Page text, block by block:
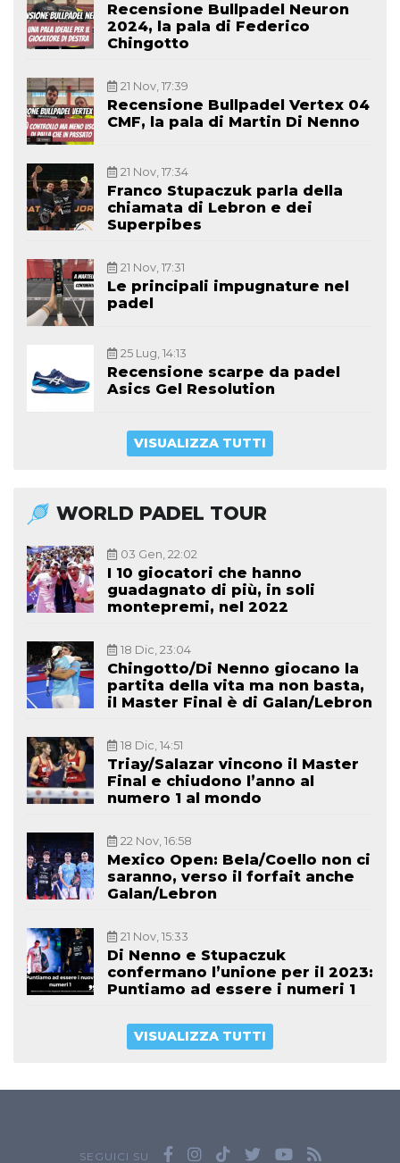
Recensione Bullpadel Neuron
2024, la pala di Federico
Chingotto
21 Nov, 17:39
Recensione Bullpadel Vertex 04
CMF, la pala di Martin Di Nenno
21 Nov, 17:34
Franco Stupaczuk parla della
chiamata di Lebron e dei
Superpibes
21 Nov, 17:31
Le principali impugnature nel
padel
25 Lug, 14:13
Recensione scarpe da padel
Asics Gel Resolution
VISUALIZZA TUTTI
WORLD PADEL TOUR
03 Gen, 22:02
I 10 giocatori che hanno
guadagnato di più, in soli
montepremi, nel 2022
18 Dic, 23:04
Chingotto/Di Nenno giocano la
partita della vita ma non basta,
il Master Final è di Galan/Lebron
18 Dic, 14:51
Triay/Salazar vincono il Master
Final e chiudono l’anno al
numero 1 al mondo
22 Nov, 16:58
Mexico Open: Bela/Coello non ci
saranno, verso il forfait anche
Galan/Lebron
21 Nov, 15:33
Di Nenno e Stupaczuk
confermano l’unione per il 2023:
Puntiamo ad essere i numeri 1
VISUALIZZA TUTTI
SEGUICI SU